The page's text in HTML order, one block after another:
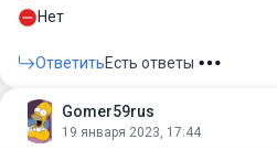
Нет
ОтветитьЕсть ответы
Gomer59rus
19 января 2023, 17:44